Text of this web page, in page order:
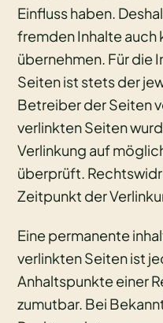
Einfluss haben.
fremden Inhalte auch
übernehmen. Für die
Seiten ist stets der
Betreiber der Seiten
verlinkten Seiten
Verlinkung auf
überprüft.
Zeitpunkt der
Eine permanente
verlinkten Seiten ist
Anhaltspunkte einer
zumutbar. Bei